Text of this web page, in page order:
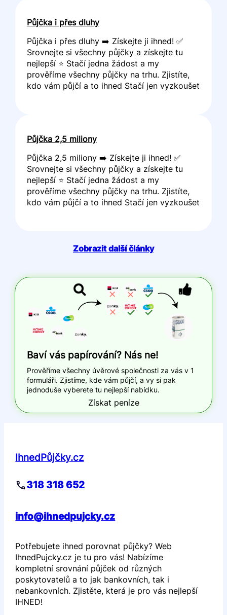
Půjčka i přes dluhy
Půjčka i přes dluhy ➡️ Získejte ji ihned! ✅
Srovnejte si všechny půjčky a získejte tu
nejlepší ⭐ Stačí jedna žádost a my
prověříme všechny půjčky na trhu. Zjistíte,
kdo vám půjčí a to ihned Stačí jen vyzkoušet
Půjčka 2,5 miliony
Půjčka 2,5 miliony ➡️ Získejte ji ihned! ✅
Srovnejte si všechny půjčky a získejte tu
nejlepší ⭐ Stačí jedna žádost a my
prověříme všechny půjčky na trhu. Zjistíte,
kdo vám půjčí a to ihned Stačí jen vyzkoušet
Zobrazit další články
Baví vás papírování? Nás ne!
Prověříme všechny úvěrové společnosti za vás v 1
formuláři. Zjistíme, kde vám půjčí, a vy si pak
jednoduše vyberete tu nejlepší nabídku.
Získat peníze
IhnedPůjčky.cz
318 318 652
info@ihnedpujcky.cz
Potřebujete ihned porovnat půjčky? Web
IhnedPujcky.cz je tu pro vás! Nabízíme
kompletní srovnání půjček od různých
poskytovatelů a to jak bankovních, tak i
nebankovních. Zjistěte, která je pro vás nejlepší
IHNED!